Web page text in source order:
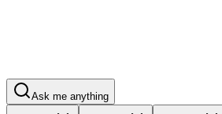
Ask me anything